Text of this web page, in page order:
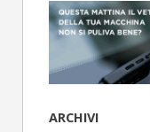
ARCHIVI